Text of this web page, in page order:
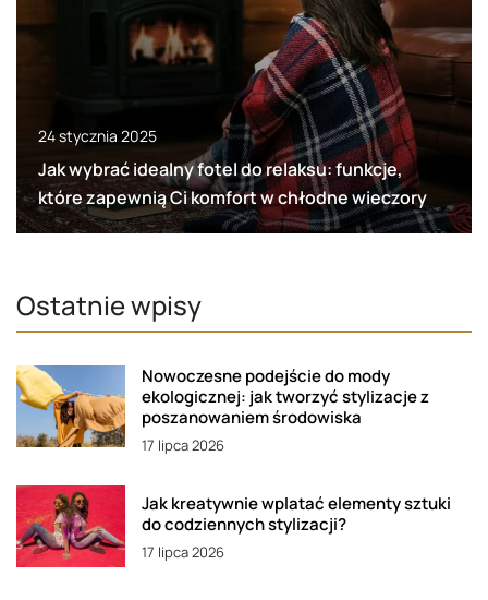
24 stycznia 2025
Jak wybrać idealny fotel do relaksu: funkcje,
które zapewnią Ci komfort w chłodne wieczory
Ostatnie wpisy
Nowoczesne podejście do mody
ekologicznej: jak tworzyć stylizacje z
poszanowaniem środowiska
17 lipca 2026
Jak kreatywnie wplatać elementy sztuki
do codziennych stylizacji?
17 lipca 2026